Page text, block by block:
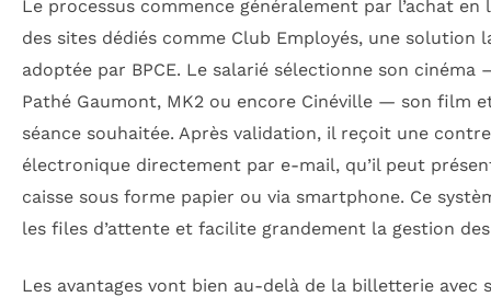
Le processus commence généralement par l’achat en
des sites dédiés comme Club Employés, une solution
adoptée par BPCE. Le salarié sélectionne son cinéma
Pathé Gaumont, MK2 ou encore Cinéville — son film
séance souhaitée. Après validation, il reçoit une
électronique directement par e-mail, qu’il peut
caisse sous forme papier ou via smartphone. Ce
les files d’attente et facilite grandement la gestion
Les avantages vont bien au-delà de la billetterie avec